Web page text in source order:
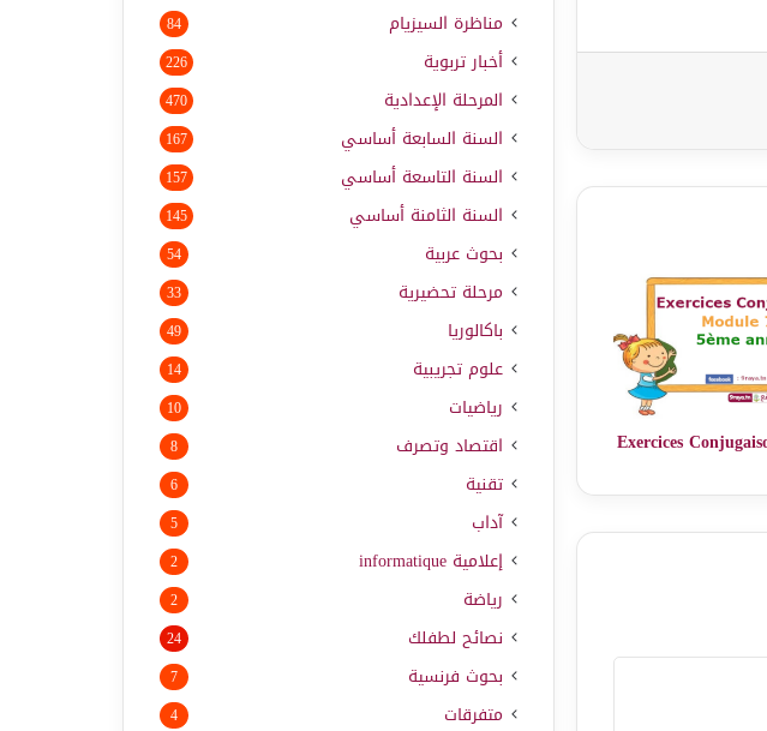
Exercices
مناظرة السيزيام 84
أخبار تربوية 226
المرحلة الإعدادية 470
السنة السابعة أساسي 167
السنة التاسعة أساسي 157
السنة الثامنة أساسي 145
بحوث عربية 54
مرحلة تحضيرية 33
باكالوريا 49
علوم تجريبية 14
رياضيات 10
اقتصاد وتصرف 8
تقنية 6
آداب 5
إعلامية informatique
2
رياضة 2
نصائح لطفلك 24
بحوث فرنسية 7
متفرقات 4